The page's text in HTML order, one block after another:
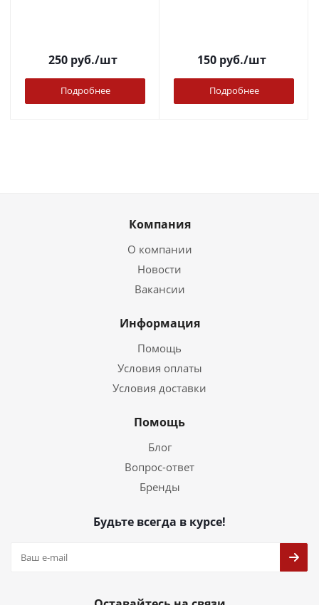
250руб./шт
Подробнее
150руб./шт
Подробнее
Компания
О компании
Новости
Вакансии
Информация
Помощь
Условия оплаты
Условия доставки
Помощь
Блог
Вопрос-ответ
Бренды
Будьте всегда в курсе!